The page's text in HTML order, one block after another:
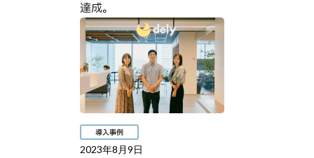
達成。
導入事例
2023年8月9日